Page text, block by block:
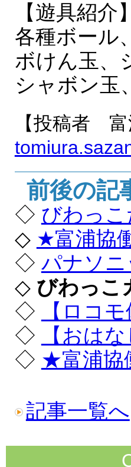
【遊具紹介】
各種ボール
ボけん玉、
シャボン玉
【投稿者
前後の記
◇ びわっ
◇ ★富浦協
◇ パナソ
◇ びわっこ
◇
【ロコ
◇
【おは
◇ ★富浦協
記事一覧へ